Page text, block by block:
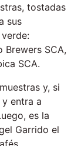
tostadas
sus
SCA,
SCA.
y, si
entra a
es la
Garrido el